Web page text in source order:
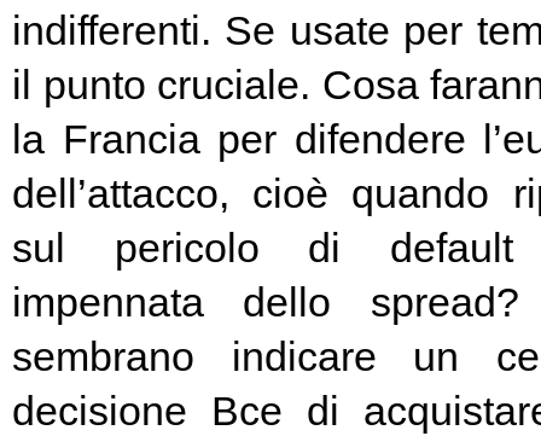
indifferenti. Se usate per
il punto cruciale. Cosa
la Francia per difendere
dell’attacco, cioè quando
sul pericolo di default
impennata dello
sembrano indicare un
decisione Bce di